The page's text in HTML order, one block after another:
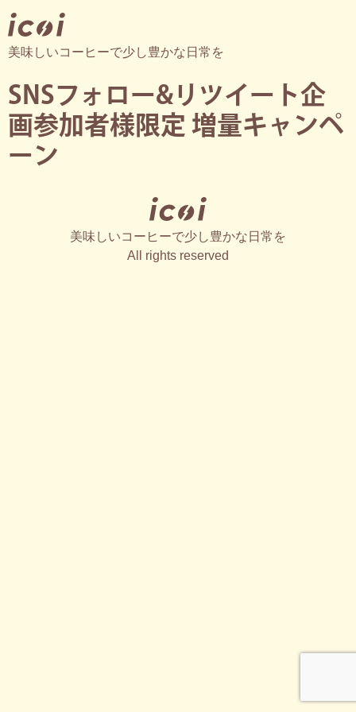
美味しいコーヒーで少し豊かな日常を
SNSフォロー&リツイート企
画参加者様限定 増量キャンペ
ーン
美味しいコーヒーで少し豊かな日常を
All rights reserved